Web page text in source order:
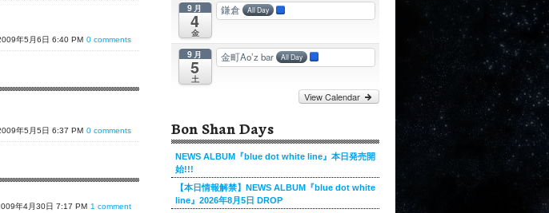
年5月6日 6:40 PM 0 comments
年5月5日 6:37 PM 0 comments
年4月30日 7:17 PM 1 comment
9月
4
金
鎌倉 All Day
9月
5
土
金町Ao’z bar All Day
View Calendar
Bon Shan Days
NEWS ALBUM『blue dot white line』本日発売開
始!!!
【本日情報解禁】NEWS ALBUM『blue dot white
line』2026年8月5日 DROP